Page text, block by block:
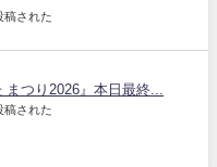
稿された
つり2026』本日最終...
稿された